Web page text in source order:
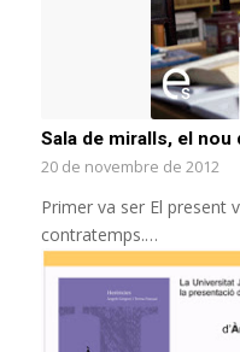
Sala de miralls, el
20 de novembre de 2012
Primer va ser El present
contratemps.…